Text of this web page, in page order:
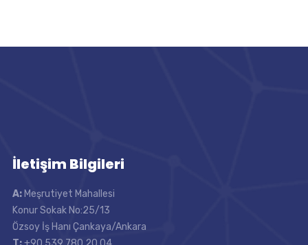
İletişim Bilgileri
A: Meşrutiyet Mahallesi
Konur Sokak No:25/13
Özsoy İş Hanı Çankaya/Ankara